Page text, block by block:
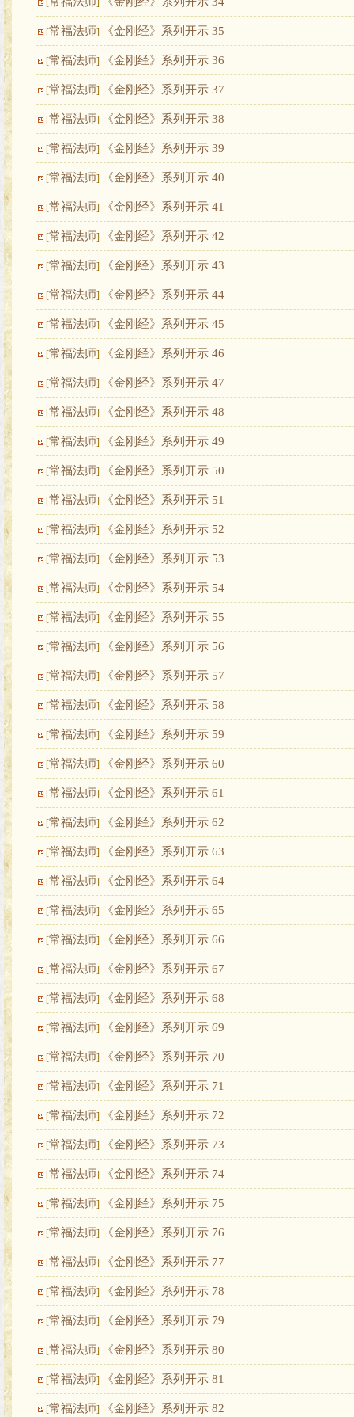
[常福法师] 《金刚经》系列开示 35
[常福法师] 《金刚经》系列开示 36
[常福法师] 《金刚经》系列开示 37
[常福法师] 《金刚经》系列开示 38
[常福法师] 《金刚经》系列开示 39
[常福法师] 《金刚经》系列开示 40
[常福法师] 《金刚经》系列开示 41
[常福法师] 《金刚经》系列开示 42
[常福法师] 《金刚经》系列开示 43
[常福法师] 《金刚经》系列开示 44
[常福法师] 《金刚经》系列开示 45
[常福法师] 《金刚经》系列开示 46
[常福法师] 《金刚经》系列开示 47
[常福法师] 《金刚经》系列开示 48
[常福法师] 《金刚经》系列开示 49
[常福法师] 《金刚经》系列开示 50
[常福法师] 《金刚经》系列开示 51
[常福法师] 《金刚经》系列开示 52
[常福法师] 《金刚经》系列开示 53
[常福法师] 《金刚经》系列开示 54
[常福法师] 《金刚经》系列开示 55
[常福法师] 《金刚经》系列开示 56
[常福法师] 《金刚经》系列开示 57
[常福法师] 《金刚经》系列开示 58
[常福法师] 《金刚经》系列开示 59
[常福法师] 《金刚经》系列开示 60
[常福法师] 《金刚经》系列开示 61
[常福法师] 《金刚经》系列开示 62
[常福法师] 《金刚经》系列开示 63
[常福法师] 《金刚经》系列开示 64
[常福法师] 《金刚经》系列开示 65
[常福法师] 《金刚经》系列开示 66
[常福法师] 《金刚经》系列开示 67
[常福法师] 《金刚经》系列开示 68
[常福法师] 《金刚经》系列开示 69
[常福法师] 《金刚经》系列开示 70
[常福法师] 《金刚经》系列开示 71
[常福法师] 《金刚经》系列开示 72
[常福法师] 《金刚经》系列开示 73
[常福法师] 《金刚经》系列开示 74
[常福法师] 《金刚经》系列开示 75
[常福法师] 《金刚经》系列开示 76
[常福法师] 《金刚经》系列开示 77
[常福法师] 《金刚经》系列开示 78
[常福法师] 《金刚经》系列开示 79
[常福法师] 《金刚经》系列开示 80
[常福法师] 《金刚经》系列开示 81
[常福法师] 《金刚经》系列开示 82